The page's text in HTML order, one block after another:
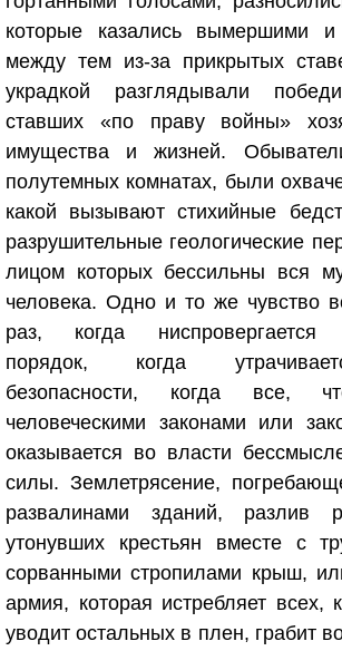
которые казались вымершими
между тем из-за прикрытых
украдкой разглядывали
ставших «по праву войны»
имущества и жизней.
полутемных комнатах, были
какой вызывают стихийные
разрушительные геологические
лицом которых бессильны вся
человека. Одно и то же чувство
раз, когда ниспровергается
порядок, когда
безопасности, когда все,
человеческими законами или
оказывается во власти
силы. Землетрясение,
развалинами зданий, разлив
утонувших крестьян вместе с
сорванными стропилами крыш,
армия, которая истребляет всех,
уводит остальных в плен, грабит